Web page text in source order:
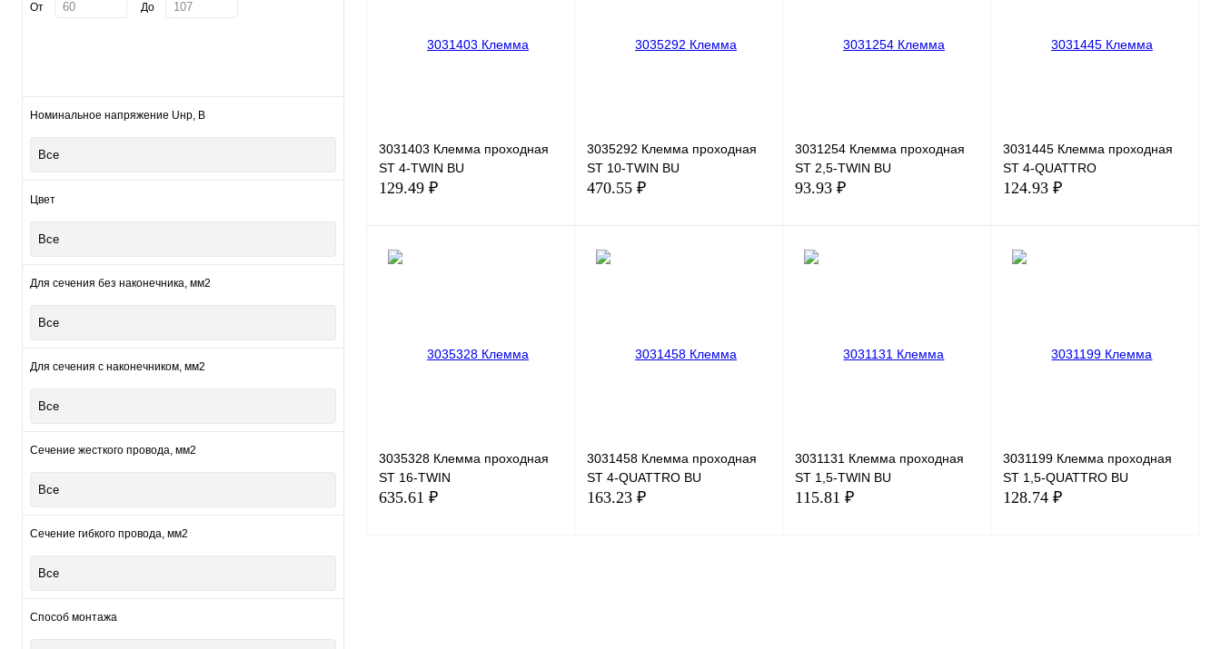
От До
Номинальное напряжение Uнр, В
Все
Цвет
Все
Для сечения без наконечника, мм2
Все
Для сечения с наконечником, мм2
Все
Сечение жесткого провода, мм2
Все
Сечение гибкого провода, мм2
Все
Способ монтажа
В наличии
В наличии
3031403 Клемма проходная
ST 4-TWIN BU
129.49 ₽
В наличии
3035292 Клемма проходная
ST 10-TWIN BU
470.55 ₽
В наличии
3031254 Клемма проходная
ST 2,5-TWIN BU
93.93 ₽
В наличии
3031445 Клемма проходная
ST 4-QUATTRO
124.93 ₽
3035328 Клемма проходная
ST 16-TWIN
635.61 ₽
3031458 Клемма проходная
ST 4-QUATTRO BU
163.23 ₽
3031131 Клемма проходная
ST 1,5-TWIN BU
115.81 ₽
3031199 Клемма проходная
ST 1,5-QUATTRO BU
128.74 ₽